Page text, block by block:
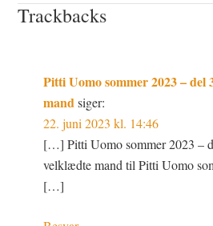
Læserinteraktioner
Trackbacks
Pitti Uomo sommer 2023 – del
mand siger:
22. juni 2023 kl. 14:46
[…] Pitti Uomo sommer 2023 –
velklædte mand til Pitti Uomo
[…]